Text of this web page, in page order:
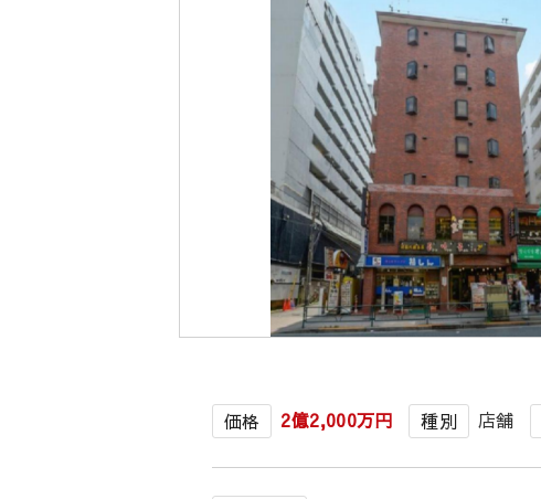
価格 2億2,000万円 種別 店舗